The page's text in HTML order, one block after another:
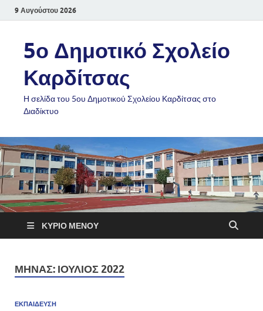
9 Αυγούστου 2026
5ο Δημοτικό Σχολείο
Καρδίτσας
Η σελίδα του 5ου Δημοτικού Σχολείου Καρδίτσας στο
Διαδίκτυο
ΚΎΡΙΟ ΜΕΝΟΎ
ΜΉΝΑΣ: ΙΟΎΛΙΟΣ 2022
ΕΚΠΑΊΔΕΥΣΗ